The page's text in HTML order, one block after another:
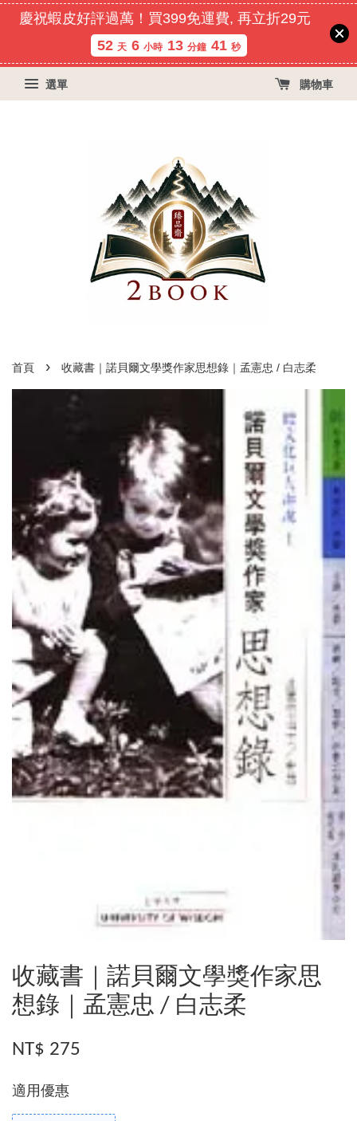
慶祝蝦皮好評過萬！買399免運費, 再立折29元
52 天 6 小時 13 分鐘 41 秒
選單 購物車
首頁 › 收藏書｜諾貝爾文學獎作家思想錄｜孟憲忠 / 白志柔
收藏書｜諾貝爾文學獎作家思
想錄｜孟憲忠 / 白志柔
NT$ 275
適用優惠